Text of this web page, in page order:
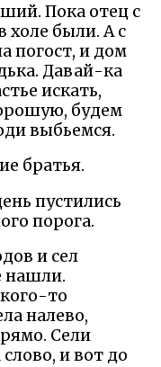
Пока отец с
были. А с
погост, и дом
Давай-ка
искать,
будем
выбьемся.
братья.
пустились
порога.
и сел
нашли.
то
налево,
Сели
и вот до